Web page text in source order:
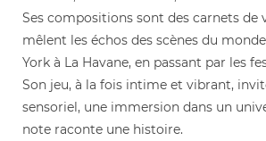
Ses compositions sont des carnets de
mêlent les échos des scènes du
York à La Havane, en passant par les
Son jeu, à la fois intime et vibrant,
sensoriel, une immersion dans un
note raconte une histoire.